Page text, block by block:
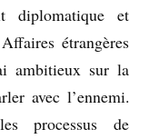
diplomatique et
étrangères
ambitieux sur la
avec l’ennemi.
processus de